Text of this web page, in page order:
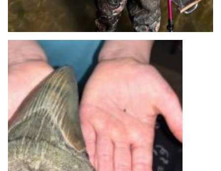
Neem bijvoorbeeld Molly Sampson uit Maryland, die met
haar favoriete kerstcadeau een 15 cm lange fossiele tand
vond van een angstaanjagende prehistorische zeebewoner…